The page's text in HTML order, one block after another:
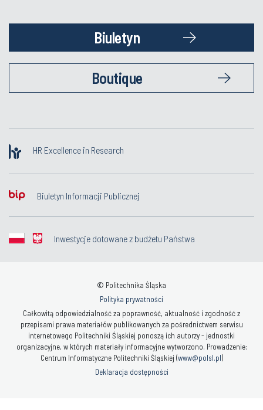
Biuletyn
Boutique
HR Excellence in Research
Biuletyn Informacji Publicznej
Inwestycje dotowane z budżetu Państwa
© Politechnika Śląska
Polityka prywatności
Całkowitą odpowiedzialność za poprawność, aktualność i zgodność z
przepisami prawa materiałów publikowanych za pośrednictwem serwisu
internetowego Politechniki Śląskiej ponoszą ich autorzy - jednostki
organizacyjne, w których materiały informacyjne wytworzono. Prowadzenie:
Centrum Informatyczne Politechniki Śląskiej (www@polsl.pl)
Deklaracja dostępności